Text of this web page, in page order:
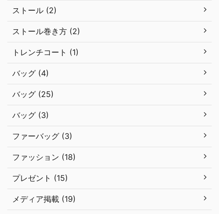
ストール (2)
ストール巻き方 (2)
トレンチコート (1)
バッグ (4)
バッグ (25)
バッグ (3)
ファーバッグ (3)
ファッション (18)
プレゼント (15)
メディア掲載 (19)